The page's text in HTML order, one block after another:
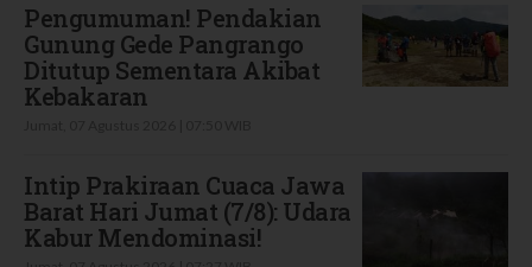
Pengumuman! Pendakian
Gunung Gede Pangrango
Ditutup Sementara Akibat
Kebakaran
Intip Prakiraan Cuaca Jawa
Barat Hari Jumat (7/8): Udara
Kabur Mendominasi!